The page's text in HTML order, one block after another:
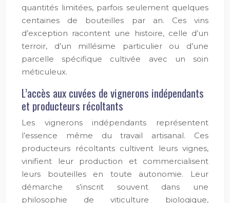
quantités limitées, parfois seulement quelques
centaines de bouteilles par an. Ces vins
d’exception racontent une histoire, celle d’un
terroir, d’un millésime particulier ou d’une
parcelle spécifique cultivée avec un soin
méticuleux.
L’accès aux cuvées de vignerons indépendants
et producteurs récoltants
Les vignerons indépendants représentent
l’essence même du travail artisanal. Ces
producteurs récoltants cultivent leurs vignes,
vinifient leur production et commercialisent
leurs bouteilles en toute autonomie. Leur
démarche s’inscrit souvent dans une
philosophie de viticulture biologique,